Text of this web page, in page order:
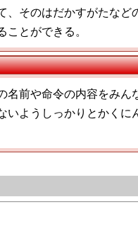
、そのはだかすがたなど
とができる。
名前や命令の内容をみん
いようしっかりとかくに